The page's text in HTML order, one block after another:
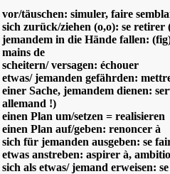
vor/täuschen: simuler, faire
sich zurück/ziehen (o,o): se retirer
jemandem in die Hände fallen:
mains de
scheitern/ versagen: échouer
etwas/ jemanden gefährden:
einer Sache, jemandem dienen:
allemand !)
einen Plan um/setzen = realisieren
einen Plan auf/geben: renoncer à
sich für jemanden ausgeben: se
etwas anstreben: aspirer à,
sich als etwas/ jemand erweisen: